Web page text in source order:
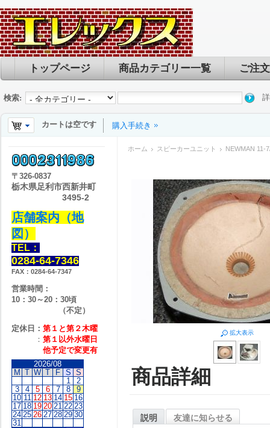
トップページ 商品カテゴリー一覧 ご注
検索:
カートは空です 購入手続き
ホーム スピーカーユニット NEWMAN 11-
拡大表示
商品詳細
説明 友達に知らせる
〒 326-0837
栃木県足利市西新井町
3495-2
店舗案内（地
図）
TEL：
0284-64-7346
FAX：0284-64-7347
営業時間：
10：30～20：30頃
（不定）
定休日： 第１と第２木曜
： 第１以外水曜日
他予定で変更有
2026/08
M T W T F S S
1
2
3
4 5 6 7 8
9
10 11 12 13 14 15 16
17 18 19 20 21 22 23
24 25 26 27 28 29 30
31